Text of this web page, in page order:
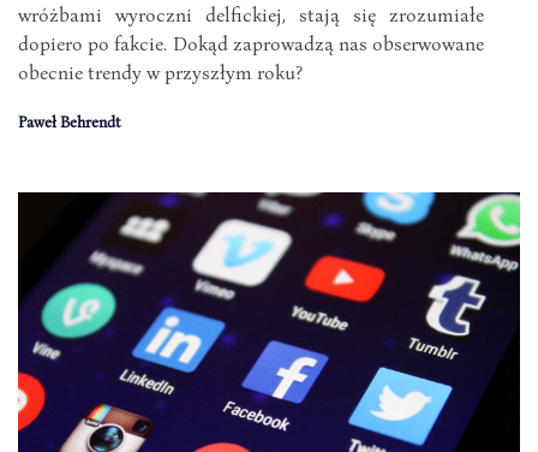
wróżbami wyroczni delfickiej, stają się zrozumiałe
dopiero po fakcie. Dokąd zaprowadzą nas obserwowane
obecnie trendy w przyszłym roku?
Paweł Behrendt